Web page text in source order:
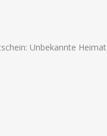
Unbekannte Heimat